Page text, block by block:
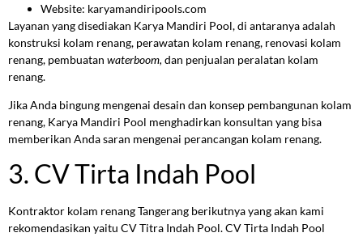
Website: karyamandiripools.com
Layanan yang disediakan Karya Mandiri Pool, di antaranya adalah
konstruksi kolam renang, perawatan kolam renang, renovasi kolam
renang, pembuatan waterboom, dan penjualan peralatan kolam
renang.
Jika Anda bingung mengenai desain dan konsep pembangunan kolam
renang, Karya Mandiri Pool menghadirkan konsultan yang bisa
memberikan Anda saran mengenai perancangan kolam renang.
3. CV Tirta Indah Pool
Kontraktor kolam renang Tangerang berikutnya yang akan kami
rekomendasikan yaitu CV Titra Indah Pool. CV Tirta Indah Pool